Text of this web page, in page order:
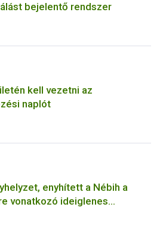
bejelentő rendszer
kell vezetni az
naplót
enyhített a Nébih a
vonatkozó ideiglenes